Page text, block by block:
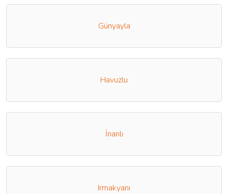
Günyayla
Havuzlu
İnanlı
Irmakyanı